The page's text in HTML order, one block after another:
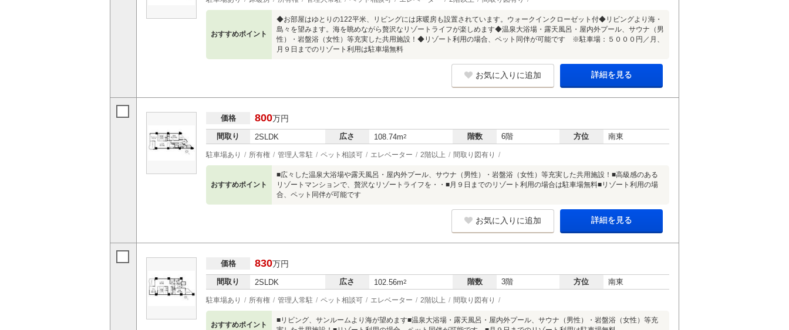
おすすめポイント
◆お部屋はゆとりの122平米、リビングには床暖房も設置されています。ウォークインクローゼット付◆リビングより海・
島々を望みます。海を眺めながら贅沢なリゾートライフが楽しめます◆温泉大浴場・露天風呂・屋内外プール、サウナ（男
性）・岩盤浴（女性）等充実した共用施設！◆リゾート利用の場合、ペット同伴が可能です ※駐車場：５０００円／月、
月９日までのリゾート利用は駐車場無料
お気に入りに追加 詳細を見る
価格 800万円
間取り 2SLDK 広さ 108.74m2 階数 6階 方位 南東
駐車場あり 所有権 管理人常駐 ペット相談可 エレベーター 2階以上 間取り図有り
おすすめポイント
■広々した温泉大浴場や露天風呂・屋内外プール、サウナ（男性）・岩盤浴（女性）等充実した共用施設！■高級感のある
リゾートマンションで、贅沢なリゾートライフを・・■月９日までのリゾート利用の場合は駐車場無料■リゾート利用の場
合、ペット同伴が可能です
お気に入りに追加 詳細を見る
価格 830万円
間取り 2SLDK 広さ 102.56m2 階数 3階 方位 南東
駐車場あり 所有権 管理人常駐 ペット相談可 エレベーター 2階以上 間取り図有り
おすすめポイント
■リビング、サンルームより海が望めます■温泉大浴場・露天風呂・屋内外プール、サウナ（男性）・岩盤浴（女性）等充